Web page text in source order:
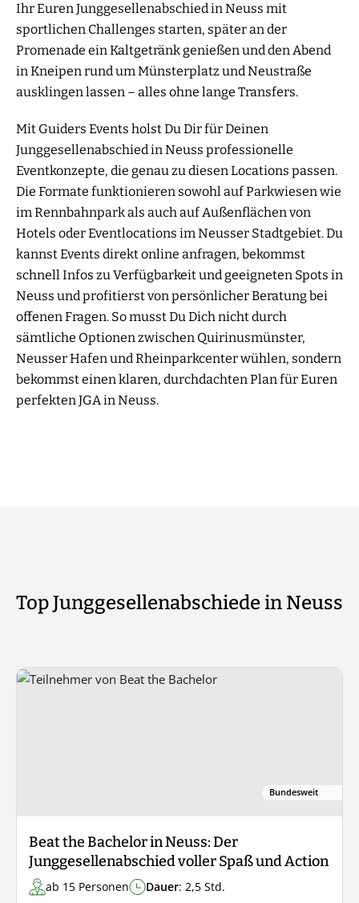
Ihr Euren Junggesellenabschied in Neuss mit
sportlichen Challenges starten, später an der
Promenade ein Kaltgetränk genießen und den Abend
in Kneipen rund um Münsterplatz und Neustraße
ausklingen lassen – alles ohne lange Transfers.
Mit Guiders Events holst Du Dir für Deinen
Junggesellenabschied in Neuss professionelle
Eventkonzepte, die genau zu diesen Locations passen.
Die Formate funktionieren sowohl auf Parkwiesen wie
im Rennbahnpark als auch auf Außenflächen von
Hotels oder Eventlocations im Neusser Stadtgebiet. Du
kannst Events direkt online anfragen, bekommst
schnell Infos zu Verfügbarkeit und geeigneten Spots in
Neuss und profitierst von persönlicher Beratung bei
offenen Fragen. So musst Du Dich nicht durch
sämtliche Optionen zwischen Quirinusmünster,
Neusser Hafen und Rheinparkcenter wühlen, sondern
bekommst einen klaren, durchdachten Plan für Euren
perfekten JGA in Neuss.
Top Junggesellenabschiede in Neuss
Bundesweit
Beat the Bachelor in Neuss: Der
Junggesellenabschied voller Spaß und Action
ab 15 Personen Dauer: 2,5 Std.